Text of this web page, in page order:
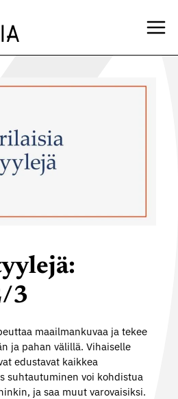
3
maailmankuvaa ja tekee
ja pahan välillä. Vihaiselle
edustavat kaikkea
suhtautuminen voi kohdistua
ja saa muut varovaisiksi.